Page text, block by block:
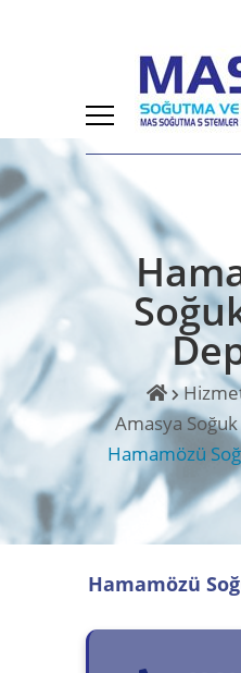
Amasya
Hamamözü
Hamamözü